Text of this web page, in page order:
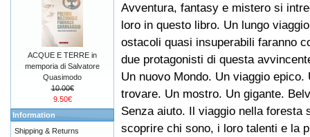
Avventura, fantasy e mistero si
loro in questo libro. Un lungo
ostacoli quasi insuperabili faranno
due protagonisti di questa
Un nuovo Mondo. Un viaggio epico.
trovare. Un mostro. Un gigante.
Senza aiuto. Il viaggio nella foresta
scoprire chi sono, i loro talenti e la
ACQUE E TERRE in
memporia di Salvatore
Quasimodo
10.00€
9.50€
Information
Shipping & Returns